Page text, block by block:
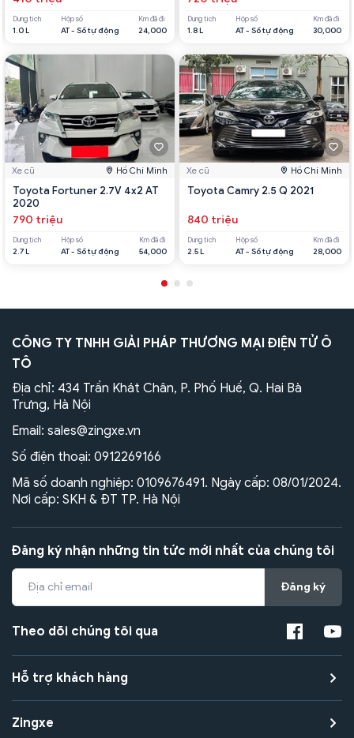
Dung tích
1.0 L
Hộp số
AT - Số tự động
Km đã đi
24,000
Xe cũ Hồ Chí Minh
Toyota Fortuner 2.7V 4x2 AT
2020
790 triệu
Dung tích
2.7 L
Hộp số
AT - Số tự động
Km đã đi
54,000
Dung tích
1.8 L
Hộp số
AT - Số tự động
Km đã đi
30,000
Xe cũ Hồ Chí Minh
Toyota Camry 2.5 Q 2021
840 triệu
Dung tích
2.5 L
Hộp số
AT - Số tự động
Km đã đi
28,000
CÔNG TY TNHH GIẢI PHÁP THƯƠNG MẠI ĐIỆN TỬ Ô
TÔ
Địa chỉ: 434 Trần Khát Chân, P. Phố Huế, Q. Hai Bà
Trưng, Hà Nội
Email: sales@zingxe.vn
Số điện thoại: 0912269166
Mã số doanh nghiệp: 0109676491. Ngày cấp: 08/01/2024.
Nơi cấp: SKH & ĐT TP. Hà Nội
Đăng ký nhận những tin tức mới nhất của chúng tôi
Đăng ký
Theo dõi chúng tôi qua
Hỗ trợ khách hàng
Zingxe